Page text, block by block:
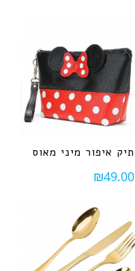
תיק איפור מיני מאוס
₪49.00